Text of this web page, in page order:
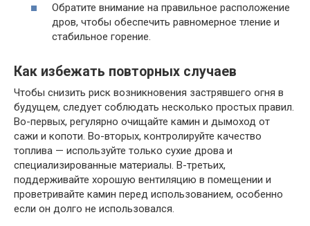
Обратите внимание на правильное расположение
дров, чтобы обеспечить равномерное тление и
стабильное горение.
Как избежать повторных случаев
Чтобы снизить риск возникновения застрявшего огня в
будущем, следует соблюдать несколько простых правил.
Во-первых, регулярно очищайте камин и дымоход от
сажи и копоти. Во-вторых, контролируйте качество
топлива — используйте только сухие дрова и
специализированные материалы. В-третьих,
поддерживайте хорошую вентиляцию в помещении и
проветривайте камин перед использованием, особенно
если он долго не использовался.